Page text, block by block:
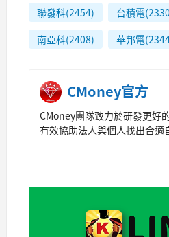
聯發科(2454) 台積電
南亞科(2408)
華邦電
CMoney官方
CMoney團隊致力於研發更好
有效協助法人與個人找出合適